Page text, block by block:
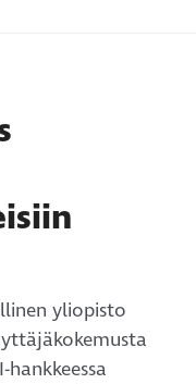
yliopisto